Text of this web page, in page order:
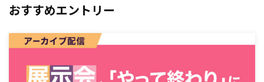
おすすめエントリー